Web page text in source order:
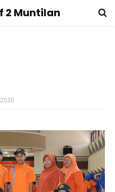
2 Muntilan